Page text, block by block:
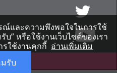
ณ์และความพึงพอใจในการใช้
” หรือใช้งานเว็บไซต์ของเรา
ใช้งานคุกกี้ อ่านเพิ่มเติม
รับ